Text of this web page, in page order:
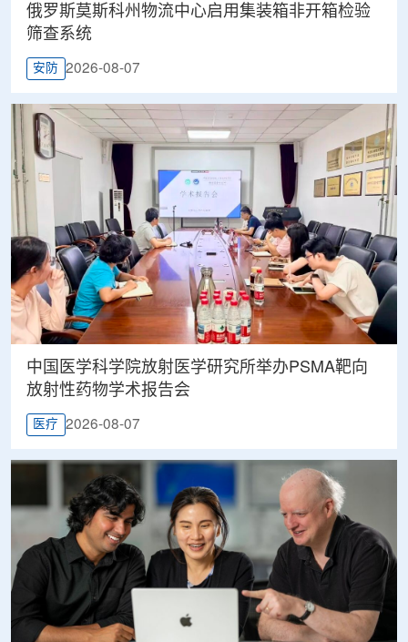
俄罗斯莫斯科州物流中心启用集装箱非开箱检验
筛查系统
安防 2026-08-07
中国医学科学院放射医学研究所举办PSMA靶向
放射性药物学术报告会
医疗 2026-08-07